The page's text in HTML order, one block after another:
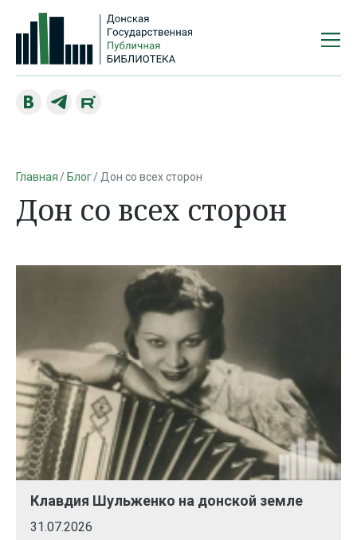
Главная Блог Дон со всех сторон
Дон со всех сторон
Клавдия Шульженко на донской земле
31.07.2026